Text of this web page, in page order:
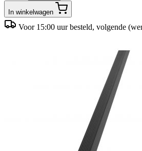
In winkelwagen
Voor 15:00 uur besteld, volgende